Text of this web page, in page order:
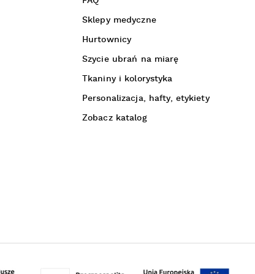
Sklepy medyczne
Hurtownicy
Szycie ubrań na miarę
Tkaniny i kolorystyka
Personalizacja, hafty, etykiety
Zobacz katalog